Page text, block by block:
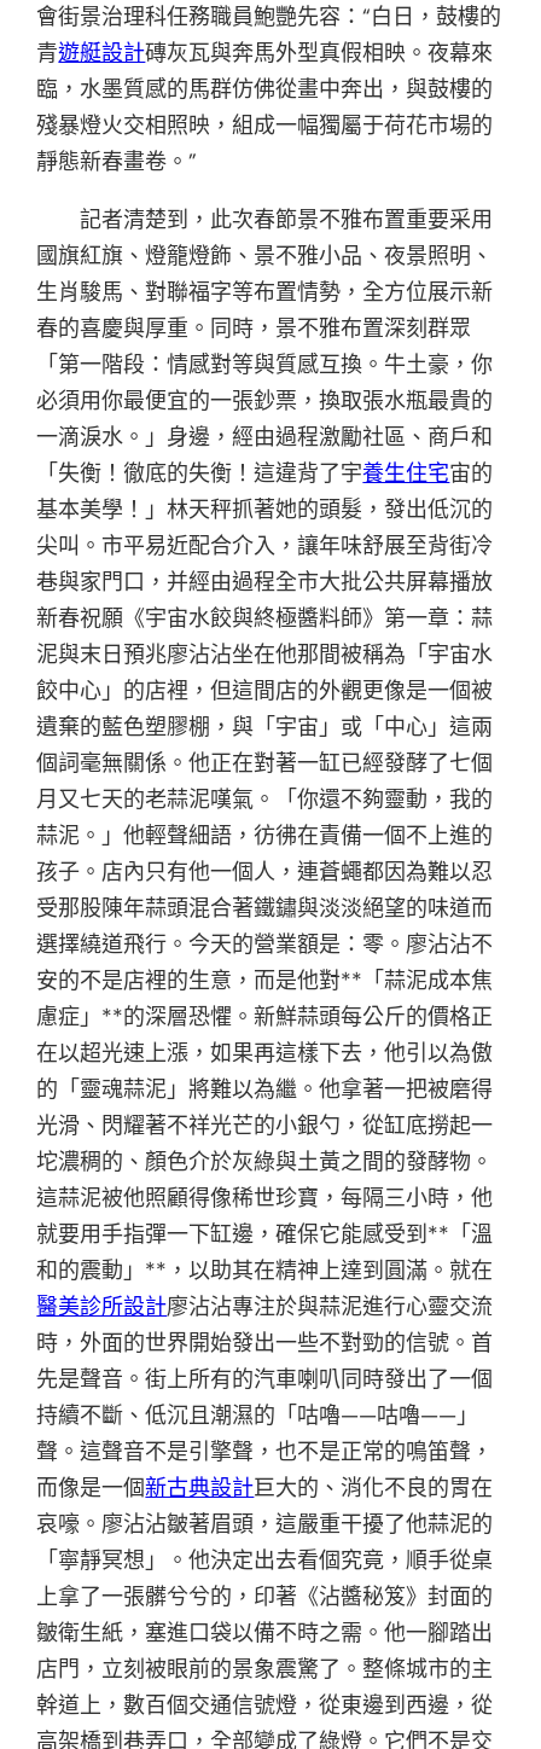
會街景治理科任務職員鮑艷先容：“白日，鼓樓的
青遊艇設計磚灰瓦與奔馬外型真假相映。夜幕來
臨，水墨質感的馬群仿佛從畫中奔出，與鼓樓的
殘暴燈火交相照映，組成一幅獨屬于荷花市場的
靜態新春畫卷。”
記者清楚到，此次春節景不雅布置重要采用
國旗紅旗、燈籠燈飾、景不雅小品、夜景照明、
生肖駿馬、對聯福字等布置情勢，全方位展示新
春的喜慶與厚重。同時，景不雅布置深刻群眾
「第一階段：情感對等與質感互換。牛土豪，你
必須用你最便宜的一張鈔票，換取張水瓶最貴的
一滴淚水。」身邊，經由過程激勵社區、商戶和
「失衡！徹底的失衡！這違背了宇養生住宅宙的
基本美學！」林天秤抓著她的頭髮，發出低沉的
尖叫。市平易近配合介入，讓年味舒展至背街冷
巷與家門口，并經由過程全市大批公共屏幕播放
新春祝願《宇宙水餃與終極醬料師》第一章：蒜
泥與末日預兆廖沾沾坐在他那間被稱為「宇宙水
餃中心」的店裡，但這間店的外觀更像是一個被
遺棄的藍色塑膠棚，與「宇宙」或「中心」這兩
個詞毫無關係。他正在對著一缸已經發酵了七個
月又七天的老蒜泥嘆氣。「你還不夠靈動，我的
蒜泥。」他輕聲細語，彷彿在責備一個不上進的
孩子。店內只有他一個人，連蒼蠅都因為難以忍
受那股陳年蒜頭混合著鐵鏽與淡淡絕望的味道而
選擇繞道飛行。今天的營業額是：零。廖沾沾不
安的不是店裡的生意，而是他對**「蒜泥成本焦
慮症」**的深層恐懼。新鮮蒜頭每公斤的價格正
在以超光速上漲，如果再這樣下去，他引以為傲
的「靈魂蒜泥」將難以為繼。他拿著一把被磨得
光滑、閃耀著不祥光芒的小銀勺，從缸底撈起一
坨濃稠的、顏色介於灰綠與土黃之間的發酵物。
這蒜泥被他照顧得像稀世珍寶，每隔三小時，他
就要用手指彈一下缸邊，確保它能感受到**「溫
和的震動」**，以助其在精神上達到圓滿。就在
醫美診所設計廖沾沾專注於與蒜泥進行心靈交流
時，外面的世界開始發出一些不對勁的信號。首
先是聲音。街上所有的汽車喇叭同時發出了一個
持續不斷、低沉且潮濕的「咕嚕——咕嚕——」
聲。這聲音不是引擎聲，也不是正常的鳴笛聲，
而像是一個新古典設計巨大的、消化不良的胃在
哀嚎。廖沾沾皺著眉頭，這嚴重干擾了他蒜泥的
「寧靜冥想」。他決定出去看個究竟，順手從桌
上拿了一張髒兮兮的，印著《沾醬秘笈》封面的
皺衛生紙，塞進口袋以備不時之需。他一腳踏出
店門，立刻被眼前的景象震驚了。整條城市的主
幹道上，數百個交通信號燈，從東邊到西邊，從
高架橋到巷弄口，全部變成了綠燈。它們不是交